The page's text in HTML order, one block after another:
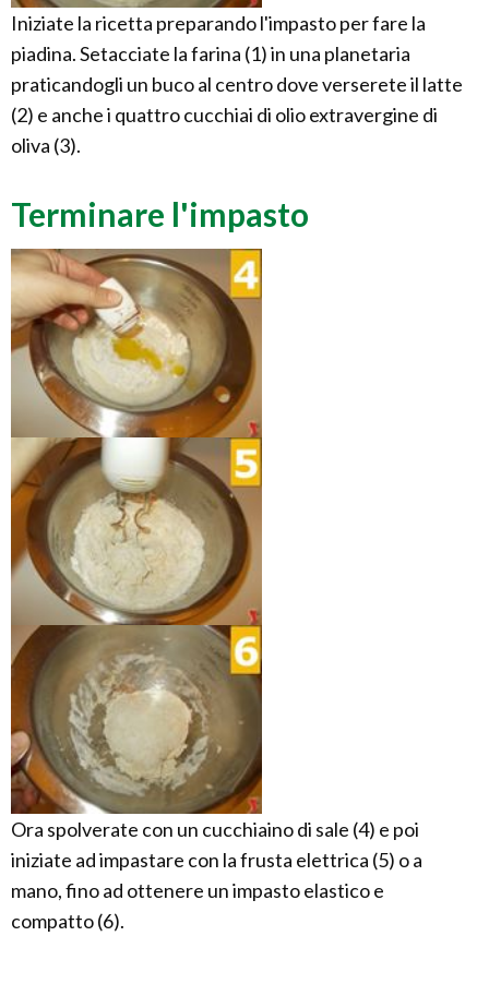
Iniziate la ricetta preparando l'impasto per fare la
piadina. Setacciate la farina (1) in una planetaria
praticandogli un buco al centro dove verserete il latte
(2) e anche i quattro cucchiai di olio extravergine di
oliva (3).
Terminare l'impasto
Ora spolverate con un cucchiaino di sale (4) e poi
iniziate ad impastare con la frusta elettrica (5) o a
mano, fino ad ottenere un impasto elastico e
compatto (6).